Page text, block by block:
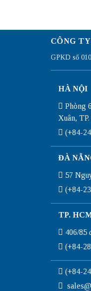
CÔNG
GPKD số
HÀ NỘI
Phòng
Xuân,
(+84-
ĐÀ
57
(+84-
TP.
406/85
(+84-
(+84-